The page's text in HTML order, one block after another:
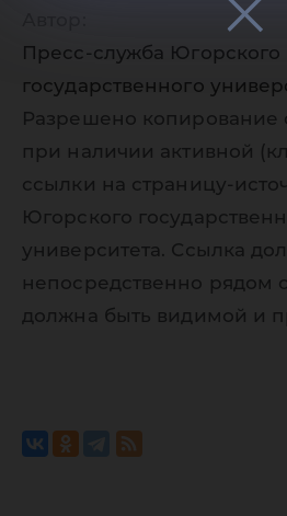
Пресс-служба Югорского
государственного
Разрешено копирование
при наличии активной
ссылки на страницу-
Югорского
университета. Ссылка
непосредственно рядом
должна быть видимой и